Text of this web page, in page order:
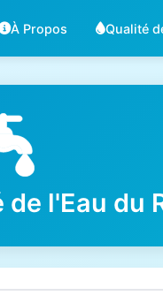
À Propos Qualité
l'Eau du